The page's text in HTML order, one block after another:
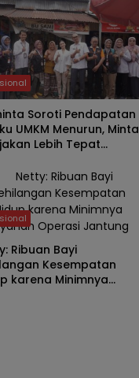
Soroti Pendapatan
UMKM Menurun, Minta
Lebih Tepat
Ribuan Bayi
Kesempatan
karena Minimnya